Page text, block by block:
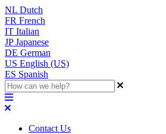
NL Dutch
FR French
IT Italian
JP Japanese
DE German
US English (US)
ES Spanish
Contact Us